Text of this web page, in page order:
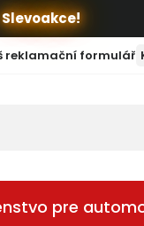
Slevoakce!
reklamační formulář
pre